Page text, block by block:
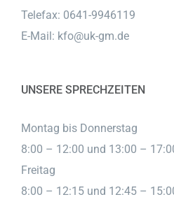
Telefax: 0641-9946119
E-Mail: kfo@uk-gm.de
UNSERE SPRECHZEITEN
Montag bis Donnerstag
8:00 – 12:00 und 13:00 –
Freitag
8:00 – 12:15 und 12:45 –